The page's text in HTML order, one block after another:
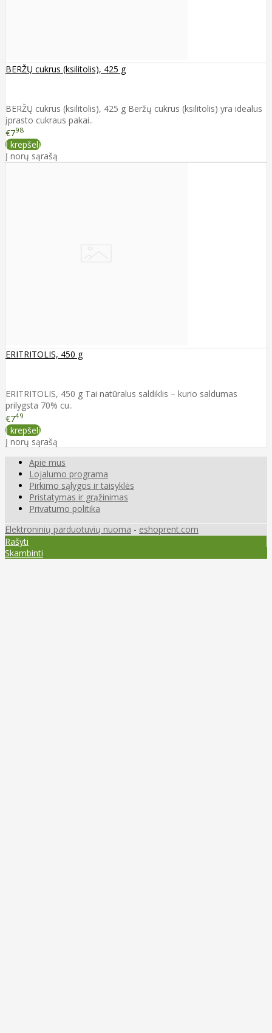
BERŽŲ cukrus (ksilitolis), 425 g
BERŽŲ cukrus (ksilitolis), 425 g Beržų cukrus (ksilitolis) yra idealus
įprasto cukraus pakai..
€798
Į krepšelį
Į norų sąrašą
ERITRITOLIS, 450 g
ERITRITOLIS, 450 g Tai natūralus saldiklis – kurio saldumas
prilygsta 70% cu..
€749
Į krepšelį
Į norų sąrašą
Apie mus
Lojalumo programa
Pirkimo sąlygos ir taisyklės
Pristatymas ir grąžinimas
Privatumo politika
Elektroninių parduotuvių nuoma - eshoprent.com
Rašyti
Skambinti